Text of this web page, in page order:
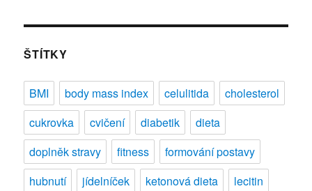
ŠTÍTKY
BMI body mass index celulitida
cholesterol
cukrovka
cvičení diabetik
dieta
doplněk stravy
fitness
formování postavy
hubnutí
jídelníček ketonová dieta
lecitin